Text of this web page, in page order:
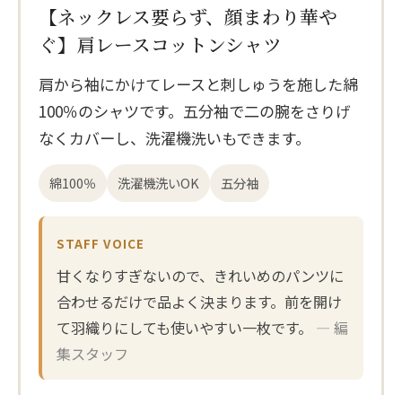
【ネックレス要らず、顔まわり華や
ぐ】肩レースコットンシャツ
肩から袖にかけてレースと刺しゅうを施した綿
100％のシャツです。五分袖で二の腕をさりげ
なくカバーし、洗濯機洗いもできます。
綿100％ 洗濯機洗いOK 五分袖
STAFF VOICE
甘くなりすぎないので、きれいめのパンツに
合わせるだけで品よく決まります。前を開け
て羽織りにしても使いやすい一枚です。 — 編
集スタッフ